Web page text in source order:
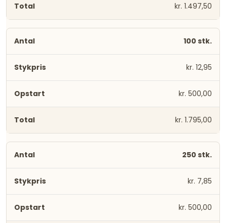
kr. 1.497,50
100 stk.
kr. 12,95
kr. 500,00
kr. 1.795,00
250 stk.
kr. 7,85
kr. 500,00